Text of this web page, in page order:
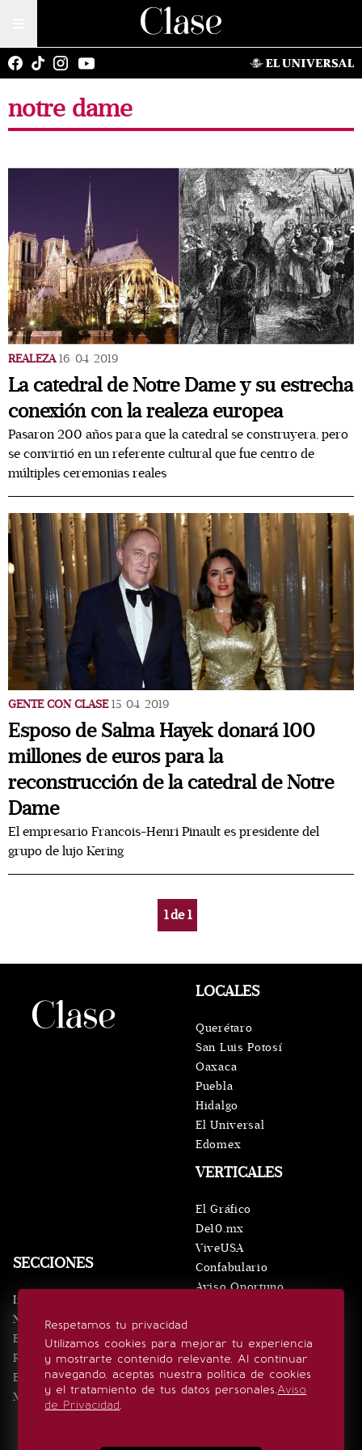
notre dame
REALEZA 16/04/2019
La catedral de Notre Dame y su estrecha
conexión con la realeza europea
Pasaron 200 años para que la catedral se construyera, pero
se convirtió en un referente cultural que fue centro de
múltiples ceremonias reales
GENTE CON CLASE 15/04/2019
Esposo de Salma Hayek donará 100
millones de euros para la
reconstrucción de la catedral de Notre
Dame
El empresario Francois-Henri Pinault es presidente del
grupo de lujo Kering
1de1
Respetamos tu privacidad
Utilizamos cookies para mejorar tu experiencia
y mostrarte contenido relevante. Al continuar
navegando, aceptas nuestra política de cookies
y el tratamiento de tus datos personales.Aviso
de Privacidad.
SECCIONES
Inicio
Noticias
Eventos
Realeza
Estilo de vida
Minuto x Minuto
VERTICALES
El Gráfico
De10.mx
ViveUSA
Confabulario
Aviso Oportuno
LOCALES
Querétaro
San Luis Potosí
Oaxaca
Puebla
Hidalgo
El Universal
Edomex
SÍGUENOS